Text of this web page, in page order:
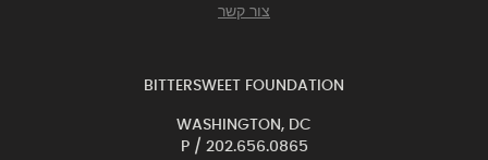
צור קשר
BITTERSWEET FOUNDATION
WASHINGTON, DC
P /202.656.0865